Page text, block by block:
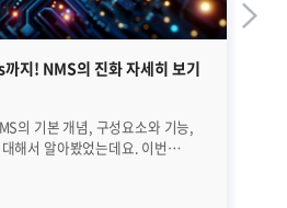
지! NMS의 진화 자세히 보기
의 기본 개념, 구성요소와 기능,
해서 알아봤었는데요. 이번
그리고